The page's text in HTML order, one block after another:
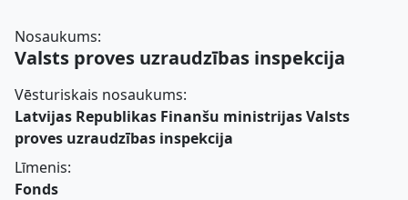
Nosaukums:
Valsts proves uzraudzības inspekcija
Vēsturiskais nosaukums:
Latvijas Republikas Finanšu ministrijas Valsts
proves uzraudzības inspekcija
Līmenis:
Fonds